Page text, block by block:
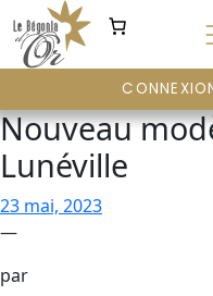
au
contenu
Nouveau
Lunéville
23 mai, 2023
—
par